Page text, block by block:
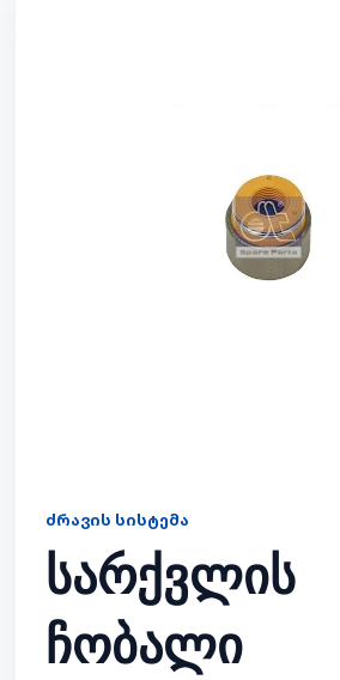
ᲫᲠᲐᲕᲘᲡ ᲡᲘᲡᲢᲔᲛᲐ
სარქვლის
ჩობალი